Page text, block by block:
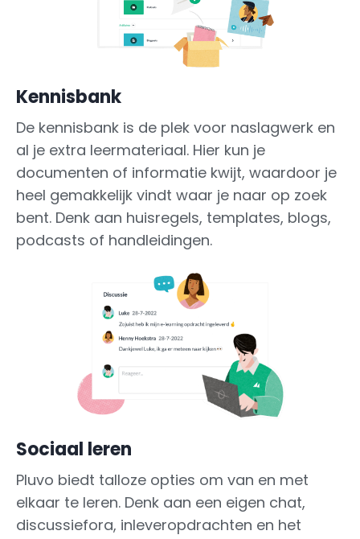
Kennisbank
De kennisbank is de plek voor naslagwerk en
al je extra leermateriaal. Hier kun je
documenten of informatie kwijt, waardoor je
heel gemakkelijk vindt waar je naar op zoek
bent. Denk aan huisregels, templates, blogs,
podcasts of handleidingen.
Sociaal leren
Pluvo biedt talloze opties om van en met
elkaar te leren. Denk aan een eigen chat,
discussiefora, inleveropdrachten en het